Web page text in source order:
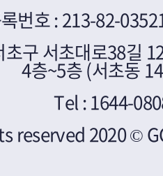
번호 : 213-82-
초구 서초대로38길
4층~5층 (서초동
Tel : 1644-
reserved 2020 ©